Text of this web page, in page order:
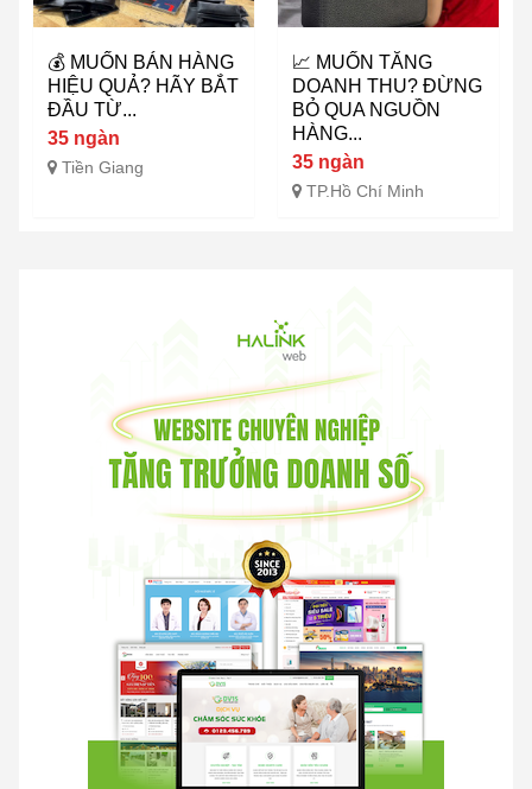
💰 MUỐN BÁN HÀNG
HIỆU QUẢ? HÃY BẮT
ĐẦU TỪ...
35 ngàn
Tiền Giang
📈 MUỐN TĂNG
DOANH THU? ĐỪNG
BỎ QUA NGUỒN
HÀNG...
35 ngàn
TP.Hồ Chí Minh